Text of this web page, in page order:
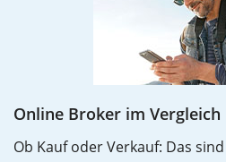
Online Broker im Vergleich
Ob Kauf oder Verkauf: Das